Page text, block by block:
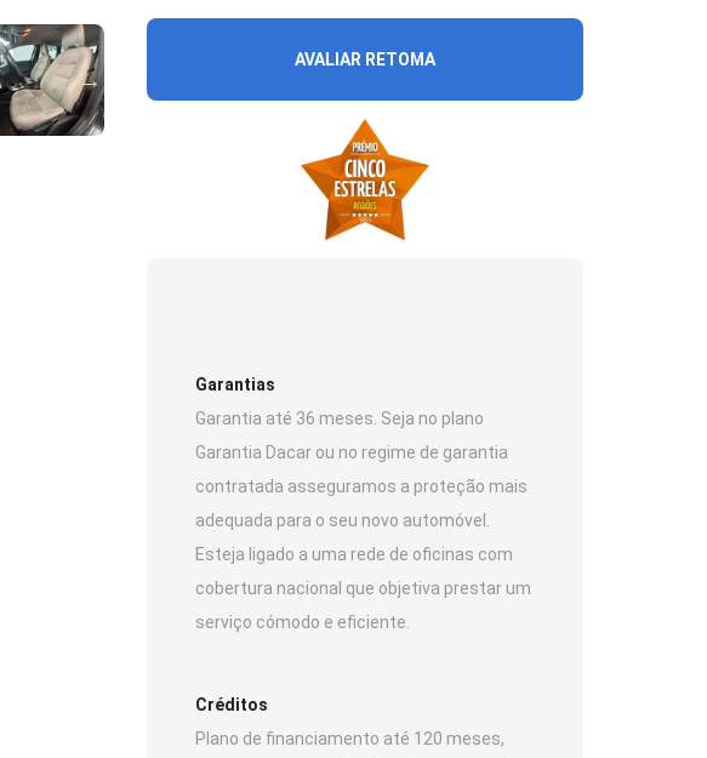
AVALIAR RETOMA
Garantias
Garantia até 36 meses. Seja no plano
Garantia Dacar ou no regime de garantia
contratada asseguramos a proteção mais
adequada para o seu novo automóvel.
Esteja ligado a uma rede de oficinas com
cobertura nacional que objetiva prestar um
serviço cómodo e eficiente.
Créditos
Plano de financiamento até 120 meses,